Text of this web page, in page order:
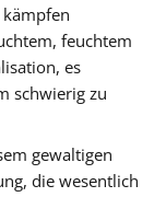
feuchtem
es
schwierig zu
gewaltigen
die wesentlich